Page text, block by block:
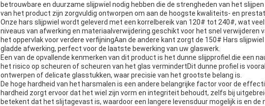
betrouwbare en duurzame slijpwiel nodig hebben die de strengheden van het
van het product zijn zorgvuldig ontworpen om aan de hoogste kwaliteits- en
Onze hars slijpwiel wordt geleverd met een korrelbereik van 120# tot 240#, wat
niveaus van afwerking en materiaalverwijdering.geschikt voor het snel verwijderen
het oppervlak voor verdere verfijningAan de andere kant zorgt de 150# Hars
gladde afwerking, perfect voor de laatste bewerking van uw glaswerk.
Een van de opvallende kenmerken van dit product is het dunne slijpprofiel.die een
het risico op scheuren of scheuren van het glas vermindertDit dunne profiel is
ontwerpen of delicate glasstukken, waar precisie van het grootste belang is.
De hoge hardheid van het harsmalen is een andere belangrijke factor voor de
hardheid zorgt ervoor dat het wiel zijn vorm en integriteit behoudt, zelfs bij
betekent dat het slijtagevast is, waardoor een langere levensduur mogelijk is en de